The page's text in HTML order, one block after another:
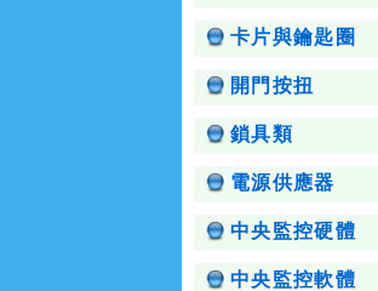
卡片與鑰匙圈
開門按扭
鎖具類
電源供應器
中央監控硬體
中央監控軟體